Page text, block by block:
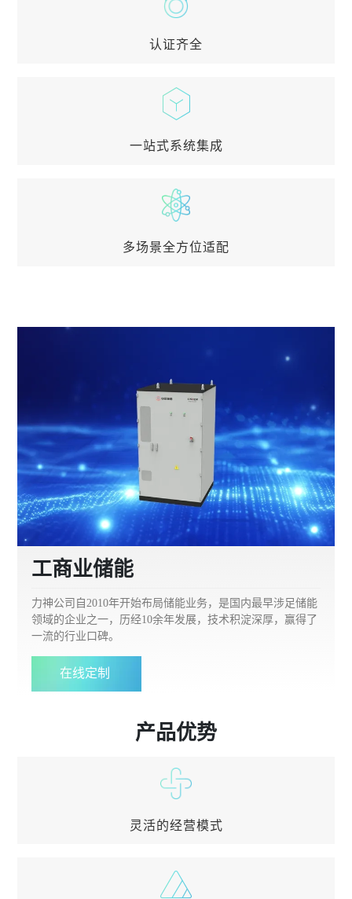
低成本高效率，节省用电成本，提高可再生能源发电
成本运行
认证齐全
覆盖国内外认证，如GB/T36276、IEC62619、UN38.
一站式系统集成
储能系统制造商+重资产投入方+系统运维方，具备
核心电芯自主研发生产，储能系统自主开发、集成，
专业团队专项运维的优势； 系统高度集成，预制舱
多场景全方位适配
工商业储能
力神公司自2010年开始布局储能业务，是国内最早涉足储能
领域的企业之一，历经10余年发展，技术积淀深厚，赢得了
一流的行业口碑。
在线定制
产品优势
灵活的经营模式